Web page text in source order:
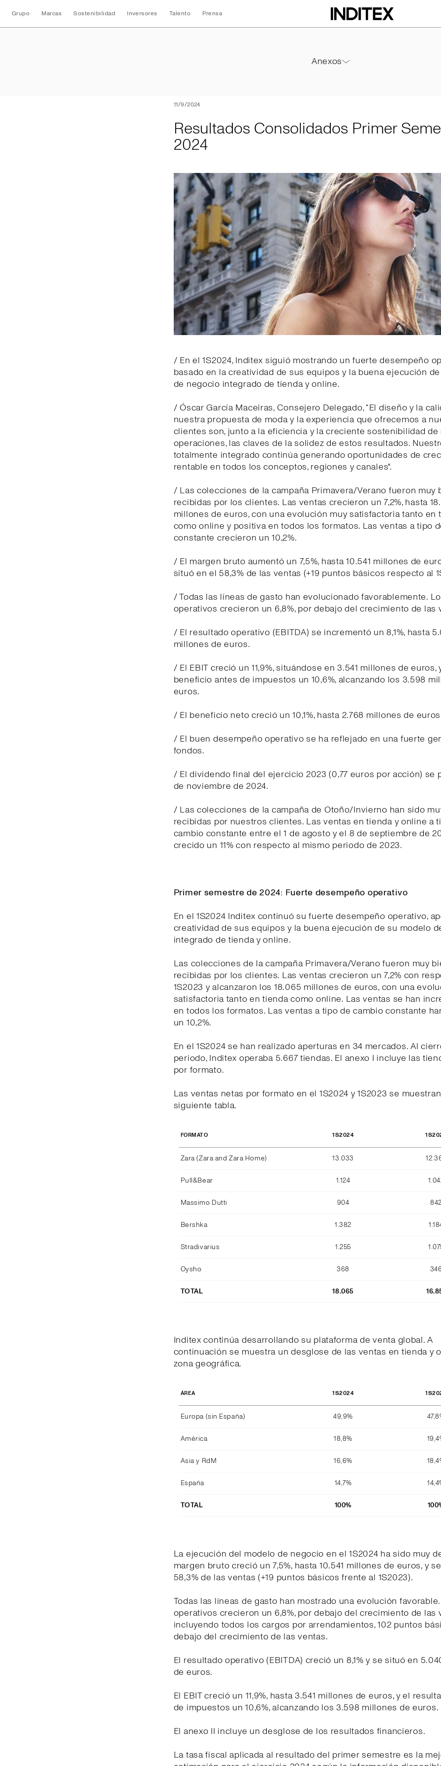
Grupo Marcas Sostenibilidad Inversores Talento Prensa
11/9/2024
Resultados Consolidados Primer
2024
/ En el 1S2024, Inditex siguió mostrando un fuerte desempeño
basado en la creatividad de sus equipos y la buena ejecución
de negocio integrado de tienda y online.
/ Óscar García Maceiras, Consejero Delegado, “El diseño y la
nuestra propuesta de moda y la experiencia que ofrecemos a
clientes son, junto a la eficiencia y la creciente sostenibilidad de
operaciones, las claves de la solidez de estos resultados.
totalmente integrado continúa generando oportunidades de
rentable en todos los conceptos, regiones y canales".
/ Las colecciones de la campaña Primavera/Verano fueron muy
recibidas por los clientes. Las ventas crecieron un 7,2%, hasta
millones de euros, con una evolución muy satisfactoria tanto en
como online y positiva en todos los formatos. Las ventas a tipo
constante crecieron un 10,2%.
/ El margen bruto aumentó un 7,5%, hasta 10.541 millones de
situó en el 58,3% de las ventas (+19 puntos básicos respecto al
/ Todas las líneas de gasto han evolucionado favorablemente.
operativos crecieron un 6,8%, por debajo del crecimiento de las
/ El resultado operativo (EBITDA) se incrementó un 8,1%, hasta
millones de euros.
/ El EBIT creció un 11,9%, situándose en 3.541 millones de euros,
beneficio antes de impuestos un 10,6%, alcanzando los 3.598
euros.
/ El beneficio neto creció un 10,1%, hasta 2.768 millones de
/ El buen desempeño operativo se ha reflejado en una fuerte
fondos.
/ El dividendo final del ejercicio 2023 (0,77 euros por acción) se
de noviembre de 2024.
/ Las colecciones de la campaña de Otoño/Invierno han sido
recibidas por nuestros clientes. Las ventas en tienda y online a
cambio constante entre el 1 de agosto y el 8 de septiembre de
crecido un 11% con respecto al mismo periodo de 2023.
Primer semestre de 2024: Fuerte desempeño operativo
En el 1S2024 Inditex continuó su fuerte desempeño operativo,
creatividad de sus equipos y la buena ejecución de su modelo
integrado de tienda y online.
Las colecciones de la campaña Primavera/Verano fueron muy
recibidas por los clientes. Las ventas crecieron un 7,2% con
1S2023 y alcanzaron los 18.065 millones de euros, con una
satisfactoria tanto en tienda como online. Las ventas se han
en todos los formatos. Las ventas a tipo de cambio constante
un 10,2%.
En el 1S2024 se han realizado aperturas en 34 mercados. Al
periodo, Inditex operaba 5.667 tiendas. El anexo I incluye las
por formato.
Las ventas netas por formato en el 1S2024 y 1S2023 se
siguiente tabla.
FORMATO 1S2024
Zara (Zara and Zara Home) 13.033
Pull&Bear 1.124
Massimo Dutti 904 842
Bershka 1.382
Stradivarius 1.255
Oysho 368 346
TOTAL 18.065
Inditex continúa desarrollando su plataforma de venta global. A
continuación se muestra un desglose de las ventas en tienda y
zona geográfica.
ÁREA 1S2024
Europa (sin España) 49,9%
América 18,8%
Asia y RdM 16,6%
España 14,7%
TOTAL 100%
La ejecución del modelo de negocio en el 1S2024 ha sido muy
margen bruto creció un 7,5%, hasta 10.541 millones de euros, y
58,3% de las ventas (+19 puntos básicos frente al 1S2023).
Todas las líneas de gasto han mostrado una evolución
operativos crecieron un 6,8%, por debajo del crecimiento de las
incluyendo todos los cargos por arrendamientos, 102 puntos
debajo del crecimiento de las ventas.
El resultado operativo (EBITDA) creció un 8,1% y se situó en
de euros.
El EBIT creció un 11,9%, hasta 3.541 millones de euros, y el
de impuestos un 10,6%, alcanzando los 3.598 millones de euros.
El anexo II incluye un desglose de los resultados financieros.
La tasa fiscal aplicada al resultado del primer semestre es la
Anexos